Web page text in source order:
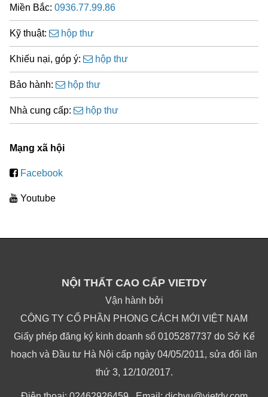
Miền Bắc: 0936.77.99.86
Kỹ thuật: hộp thư
Khiếu nại, góp ý: hộp thư
Bảo hành: hộp thư
Nhà cung cấp: hộp thư
Mạng xã hội
Facebook
Youtube
NỘI THẤT CAO CẤP VIETDY
Vận hành bởi
CÔNG TY CỔ PHẦN PHONG CÁCH MỚI VIỆT NAM
Giấy phép đăng ký kinh doanh số 0105287737 do Sở Kế
hoạch và Đầu tư Hà Nội cấp ngày 04/05/2011, sửa đổi lần
thứ 3, 12/10/2017.